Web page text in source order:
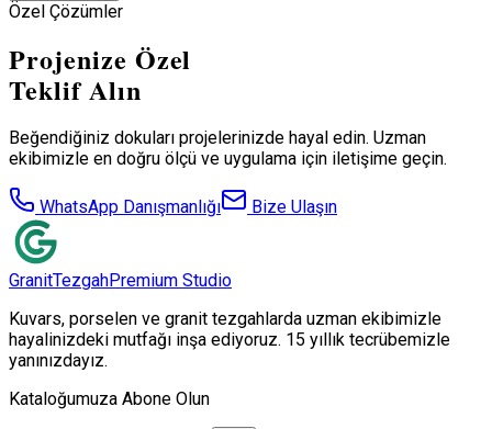
Özel Çözümler
Projenize Özel
Teklif Alın
Beğendiğiniz dokuları projelerinizde hayal edin. Uzman
ekibimizle en doğru ölçü ve uygulama için iletişime geçin.
WhatsApp Danışmanlığı Bize Ulaşın
GranitTezgahPremium Studio
Kuvars, porselen ve granit tezgahlarda uzman ekibimizle
hayalinizdeki mutfağı inşa ediyoruz. 15 yıllık tecrübemizle
yanınızdayız.
Kataloğumuza Abone Olun